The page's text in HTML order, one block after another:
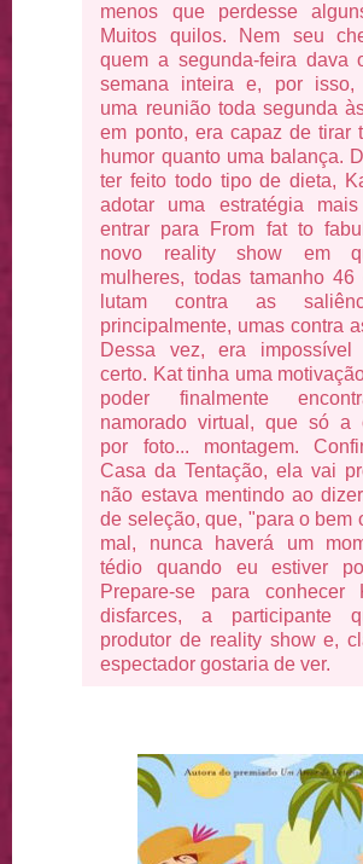
menos que perdesse
Muitos quilos. Nem seu
quem a segunda-feira dava
semana inteira e, por isso,
uma reunião toda segunda
em ponto, era capaz de tirar
humor quanto uma balança.
ter feito todo tipo de dieta,
adotar uma estratégia mais
entrar para From fat to
novo reality show em
mulheres, todas tamanho 46
lutam contra as
principalmente, umas contra
Dessa vez, era
certo. Kat tinha uma
poder finalmente
namorado virtual, que só a
por foto... montagem.
Casa da Tentação, ela vai
não estava mentindo ao
de seleção, que, "para o bem
mal, nunca haverá um
tédio quando eu estiver
Prepare-se para conhecer
disfarces, a participante
produtor de reality show e,
espectador gostaria de ver.